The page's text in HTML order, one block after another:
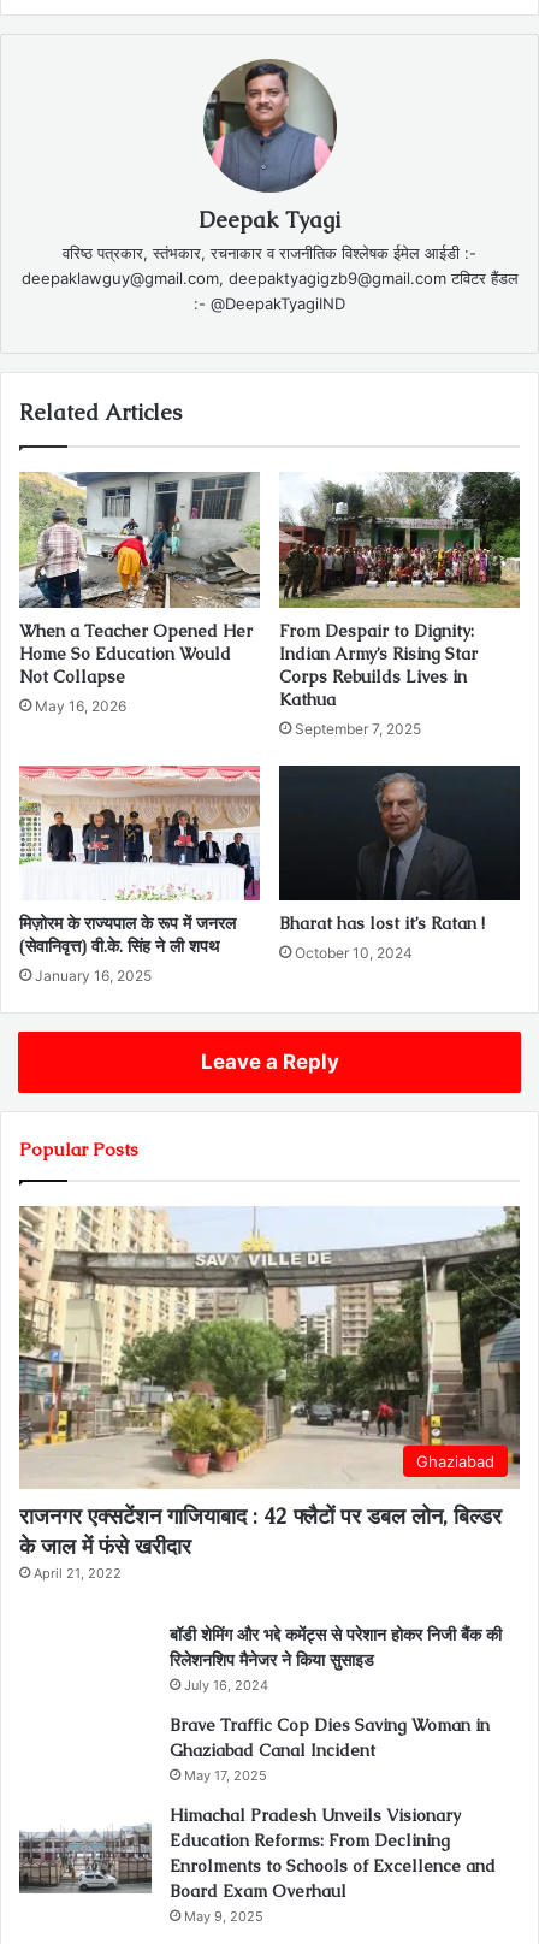
Deepak Tyagi
वरिष्ठ पत्रकार, स्तंभकार, रचनाकार व राजनीतिक विश्लेषक ईमेल आईडी :-
deepaklawguy@gmail.com, deepaktyagigzb9@gmail.com टविटर हैंडल
:- @DeepakTyagiIND
Related Articles
When a Teacher Opened Her
Home So Education Would
Not Collapse
May 16, 2026
From Despair to Dignity:
Indian Army’s Rising Star
Corps Rebuilds Lives in
Kathua
September 7, 2025
मिज़ोरम के राज्यपाल के रूप में जनरल
(सेवानिवृत्त) वी.के. सिंह ने ली शपथ
January 16, 2025
Bharat has lost it’s Ratan !
October 10, 2024
Leave a Reply
Popular Posts
Ghaziabad
राजनगर एक्सटेंशन गाजियाबाद : 42 फ्लैटों पर डबल लोन, बिल्डर
के जाल में फंसे खरीदार
April 21, 2022
बॉडी शेमिंग और भद्दे कमेंट्स से परेशान होकर निजी बैंक की
रिलेशनशिप मैनेजर ने किया सुसाइड
July 16, 2024
Brave Traffic Cop Dies Saving Woman in
Ghaziabad Canal Incident
May 17, 2025
Himachal Pradesh Unveils Visionary
Education Reforms: From Declining
Enrolments to Schools of Excellence and
Board Exam Overhaul
May 9, 2025